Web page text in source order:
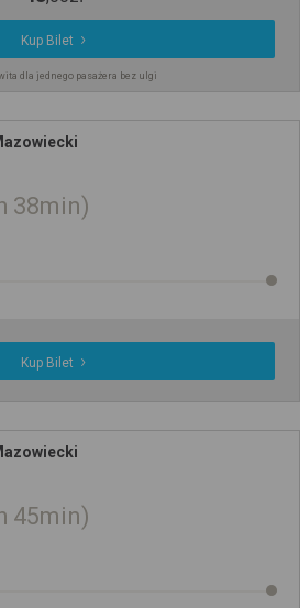
Kup Bilet
dla jednego pasażera bez ulgi
38min
Kup Bilet
45min